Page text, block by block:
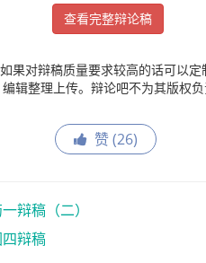
查看完整辩论稿
果对辩稿质量要求较高的话可以
辑整理上传。辩论吧不为其版权
赞 (26)
辩稿（二）
辩稿